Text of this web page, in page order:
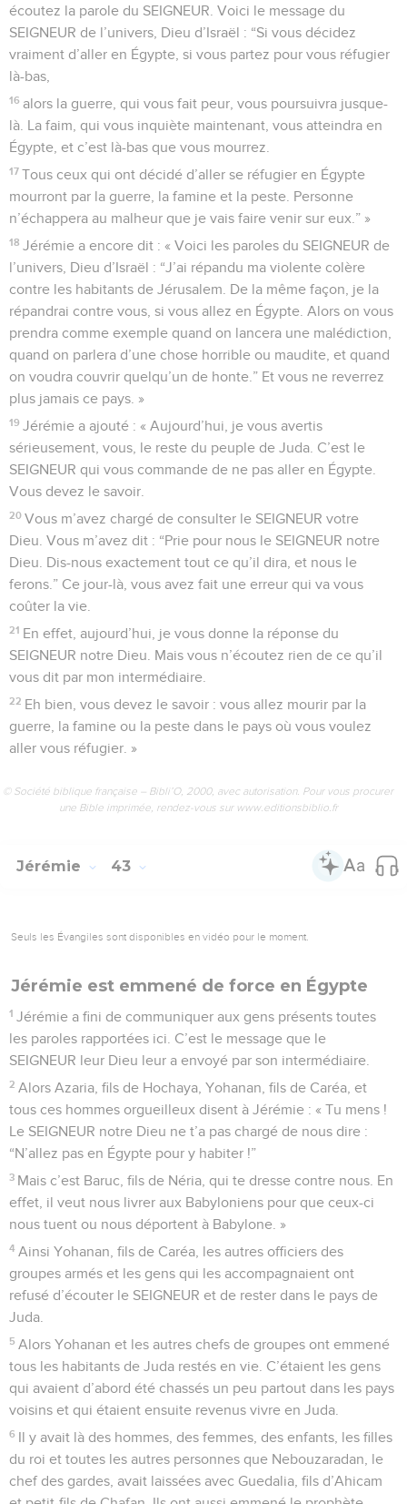
écoutez la parole du SEIGNEUR. Voici le message du
SEIGNEUR de l’univers, Dieu d’Israël : “Si vous décidez
vraiment d’aller en Égypte, si vous partez pour vous réfugier
là-bas,
16 alors la guerre, qui vous fait peur, vous poursuivra jusque-
là. La faim, qui vous inquiète maintenant, vous atteindra en
Égypte, et c’est là-bas que vous mourrez.
17 Tous ceux qui ont décidé d’aller se réfugier en Égypte
mourront par la guerre, la famine et la peste. Personne
n’échappera au malheur que je vais faire venir sur eux.” »
18 Jérémie a encore dit : « Voici les paroles du SEIGNEUR de
l’univers, Dieu d’Israël : “J’ai répandu ma violente colère
contre les habitants de Jérusalem. De la même façon, je la
répandrai contre vous, si vous allez en Égypte. Alors on vous
prendra comme exemple quand on lancera une malédiction,
quand on parlera d’une chose horrible ou maudite, et quand
on voudra couvrir quelqu’un de honte.” Et vous ne reverrez
plus jamais ce pays. »
19 Jérémie a ajouté : « Aujourd’hui, je vous avertis
sérieusement, vous, le reste du peuple de Juda. C’est le
SEIGNEUR qui vous commande de ne pas aller en Égypte.
Vous devez le savoir.
20 Vous m’avez chargé de consulter le SEIGNEUR votre
Dieu. Vous m’avez dit : “Prie pour nous le SEIGNEUR notre
Dieu. Dis-nous exactement tout ce qu’il dira, et nous le
ferons.” Ce jour-là, vous avez fait une erreur qui va vous
coûter la vie.
21 En effet, aujourd’hui, je vous donne la réponse du
SEIGNEUR notre Dieu. Mais vous n’écoutez rien de ce qu’il
vous dit par mon intermédiaire.
22 Eh bien, vous devez le savoir : vous allez mourir par la
guerre, la famine ou la peste dans le pays où vous voulez
aller vous réfugier. »
© Société biblique française – Bibli’O, 2000, avec autorisation. Pour vous procurer
une Bible imprimée, rendez-vous sur www.editionsbiblio.fr
Jérémie 43
Seuls les Évangiles sont disponibles en vidéo pour le moment.
Jérémie est emmené de force en Égypte
1 Jérémie a fini de communiquer aux gens présents toutes
les paroles rapportées ici. C’est le message que le
SEIGNEUR leur Dieu leur a envoyé par son intermédiaire.
2 Alors Azaria, fils de Hochaya, Yohanan, fils de Caréa, et
tous ces hommes orgueilleux disent à Jérémie : « Tu mens !
Le SEIGNEUR notre Dieu ne t’a pas chargé de nous dire :
“N’allez pas en Égypte pour y habiter !”
3 Mais c’est Baruc, fils de Néria, qui te dresse contre nous. En
effet, il veut nous livrer aux Babyloniens pour que ceux-ci
nous tuent ou nous déportent à Babylone. »
4 Ainsi Yohanan, fils de Caréa, les autres officiers des
groupes armés et les gens qui les accompagnaient ont
refusé d’écouter le SEIGNEUR et de rester dans le pays de
Juda.
5 Alors Yohanan et les autres chefs de groupes ont emmené
tous les habitants de Juda restés en vie. C’étaient les gens
qui avaient d’abord été chassés un peu partout dans les pays
voisins et qui étaient ensuite revenus vivre en Juda.
6 Il y avait là des hommes, des femmes, des enfants, les filles
du roi et toutes les autres personnes que Nebouzaradan, le
chef des gardes, avait laissées avec Guedalia, fils d’Ahicam